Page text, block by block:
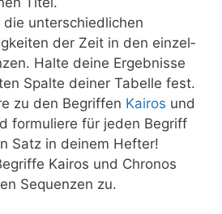
die unter­schied­li­chen
der Zeit in den ein­zel­
Hal­te dei­ne Ergeb­nis­se
Spal­te dei­ner Tabel­le fest.
zu den Begrif­fen Kai­ros und
for­mu­lie­re für jeden Begriff
Satz in dei­nem Hefter!
Kai­ros und Chro­nos
Sequen­zen zu.